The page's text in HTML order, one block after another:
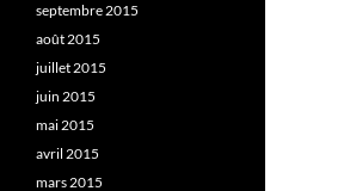
septembre 2015
août 2015
juillet 2015
juin 2015
mai 2015
avril 2015
mars 2015